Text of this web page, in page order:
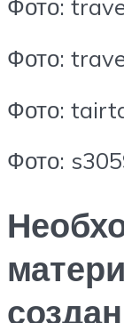
Фото:
Фото:
Фото:
Фото: